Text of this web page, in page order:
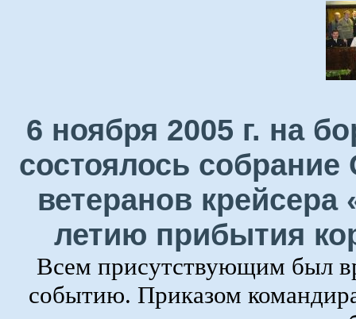
6 ноября 2005 г. на
состоялось собрание
ветеранов
летию прибытия
Всем присутствующим был
событию. Приказом